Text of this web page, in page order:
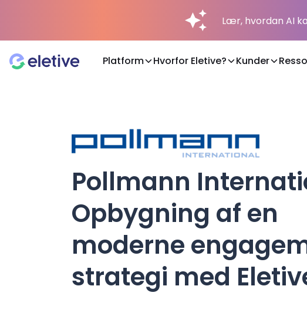
Lær, hvordan AI
Platform Hvorfor Eletive? Kunder
Hvorfor Eletive?
Prisfastsættelse
Pollmann
Opbygning af en
moderne
strategi med